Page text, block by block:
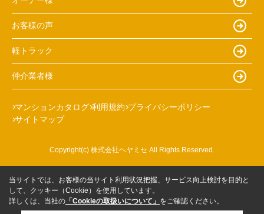
お客様の声
軽トラック
仲介業者様
マンションカタログ 利用規約 プライバシーポリシー
サイトマップ
Copyright(c) 株式会社ヘヤミセ All Rights Reserved.
当サイトでは、お客様の当サイト利用状況把握、サービス向上検討を目的と
して、クッキー（Cookie）を使用しています。
詳しくは、当社の 「Cookieの取扱いについて」 をご確認ください。